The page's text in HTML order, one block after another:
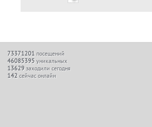
73371201 посещений
46085395 уникальных
13629 заходили сегодня
142 сейчас онлайн